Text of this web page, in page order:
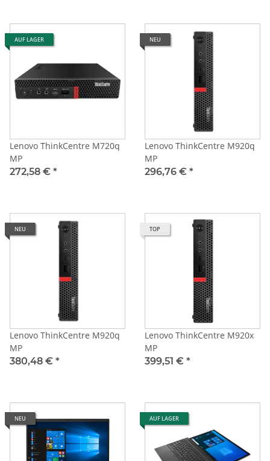
AUF LAGER
Lenovo ThinkCentre M720q
MP
272,58 € *
NEU
Lenovo ThinkCentre M920q
MP
296,76 € *
NEU
Lenovo ThinkCentre M920q
MP
380,48 € *
TOP
Lenovo ThinkCentre M920x
MP
399,51 € *
NEU AUF LAGER